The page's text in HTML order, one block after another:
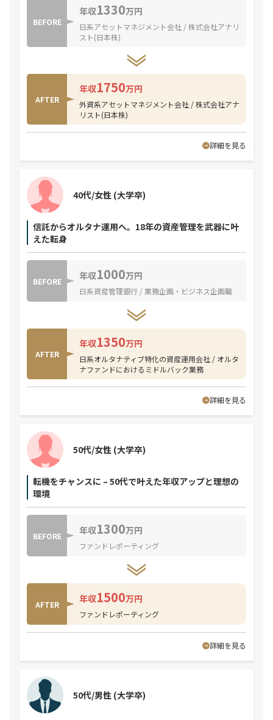
BEFORE
年収1330万円
日系アセットマネジメント会社 / 株式会社アナリ
スト(日本株)
AFTER
年収1750万円
外資系アセットマネジメント会社 / 株式会社アナ
リスト(日本株)
詳細を見る
信託からオルタナ運用へ。18年の資産管理を武器に叶
えた転身
40代/女性 (大学卒)
BEFORE 年収1000万円
日系資産管理銀行 / 業務企画・ビジネス企画職
AFTER
年収1350万円
日系オルタナティブ特化の資産運用会社 / オルタ
ナファンドにおけるミドルバック業務
詳細を見る
転機をチャンスに – 50代で叶えた年収アップと理想の
環境
50代/女性 (大学卒)
BEFORE 年収1300万円
ファンドレポーティング
AFTER 年収1500万円
ファンドレポーティング
詳細を見る
50代/男性 (大学卒)